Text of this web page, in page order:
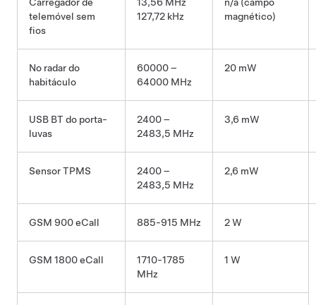
telemóvel sem
fios
127,72 kHz
magnético)
No radar do
habitáculo
60000 –
64000 MHz
20 mW
USB BT do porta-
luvas
2400 –
2483,5 MHz
3,6 mW
Sensor TPMS
2400 –
2483,5 MHz
2,6 mW
GSM 900 eCall 885-915 MHz 2 W
GSM 1800 eCall
1710-1785
MHz
1 W